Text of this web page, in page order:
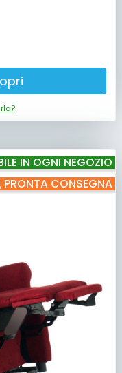
IN OGNI NEGOZIO
PRONTA CONSEGNA